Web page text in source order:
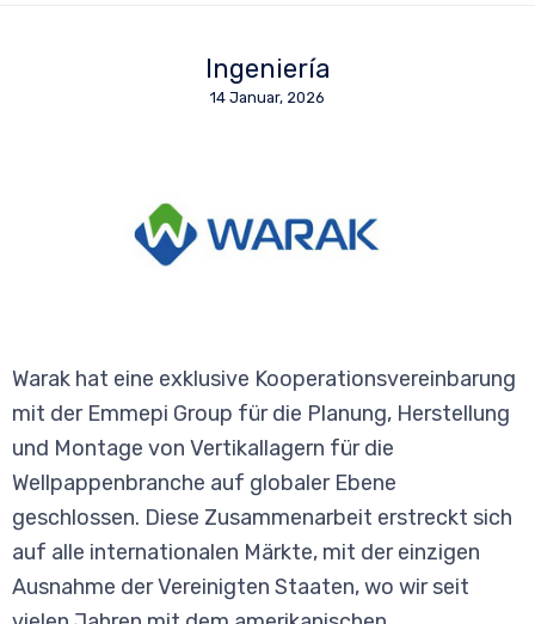
Ingeniería
14 Januar, 2026
Warak hat eine exklusive Kooperationsvereinbarung
mit der Emmepi Group für die Planung, Herstellung
und Montage von Vertikallagern für die
Wellpappenbranche auf globaler Ebene
geschlossen. Diese Zusammenarbeit erstreckt sich
auf alle internationalen Märkte, mit der einzigen
Ausnahme der Vereinigten Staaten, wo wir seit